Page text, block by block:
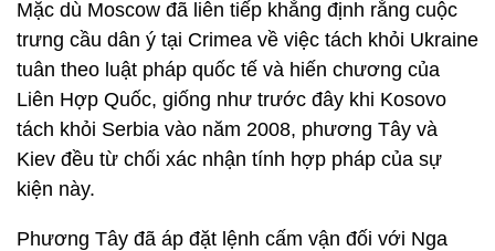
Mặc dù Moscow đã liên tiếp khẳng định rằng cuộc
trưng cầu dân ý tại Crimea về việc tách khỏi Ukraine
tuân theo luật pháp quốc tế và hiến chương của
Liên Hợp Quốc, giống như trước đây khi Kosovo
tách khỏi Serbia vào năm 2008, phương Tây và
Kiev đều từ chối xác nhận tính hợp pháp của sự
kiện này.
Phương Tây đã áp đặt lệnh cấm vận đối với Nga